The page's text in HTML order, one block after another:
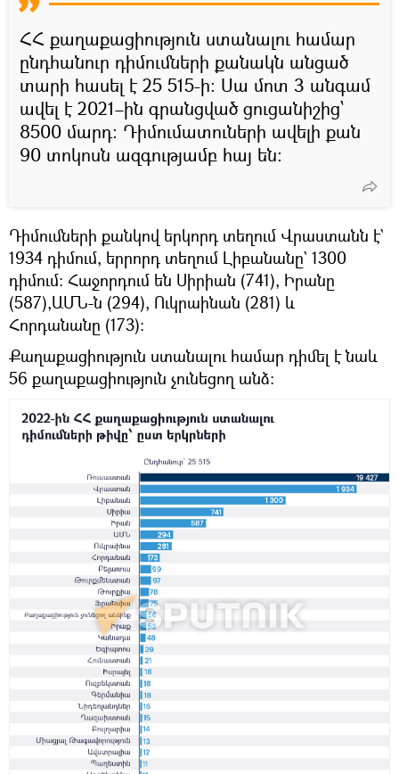
ՀՀ քաղաքացիություն ստանալու համար
ընդհանուր դիմումների քանակն անցած
տարի հասել է 25 515-ի։ Սա մոտ 3 անգամ
ավել է 2021–ին գրանցված ցուցանիշից`
8500 մարդ։ Դիմումատուների ավելի քան
90 տոկոսն ազգությամբ հայ են:
Դիմումների քանկով երկորդ տեղում Վրաստանն է`
1934 դիմում, երրորդ տեղում Լիբանանը` 1300
դիմում։ Հաջորդում են Սիրիան (741), Իրանը
(587),ԱՄՆ-ն (294), Ուկրաինան (281) և
Հորդանանը (173)։
Քաղաքացիություն ստանալու համար դիմել է նաև
56 քաղաքացիություն չունեցող անձ։